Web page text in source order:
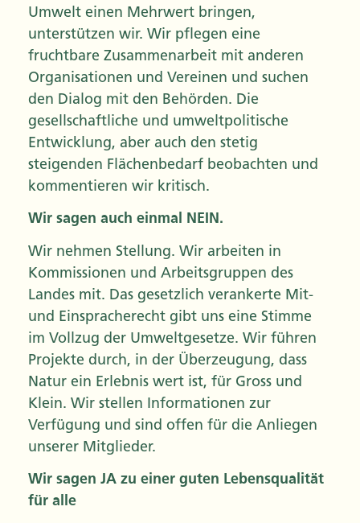
Umwelt einen Mehrwert bringen,
unterstützen wir. Wir pflegen eine
fruchtbare Zusammenarbeit mit anderen
Organisationen und Vereinen und suchen
den Dialog mit den Behörden. Die
gesellschaftliche und umweltpolitische
Entwicklung, aber auch den stetig
steigenden Flächenbedarf beobachten und
kommentieren wir kritisch.
Wir sagen auch einmal NEIN.
Wir nehmen Stellung. Wir arbeiten in
Kommissionen und Arbeitsgruppen des
Landes mit. Das gesetzlich verankerte Mit-
und Einspracherecht gibt uns eine Stimme
im Vollzug der Umweltgesetze. Wir führen
Projekte durch, in der Überzeugung, dass
Natur ein Erlebnis wert ist, für Gross und
Klein. Wir stellen Informationen zur
Verfügung und sind offen für die Anliegen
unserer Mitglieder.
Wir sagen JA zu einer guten Lebensqualität
für alle